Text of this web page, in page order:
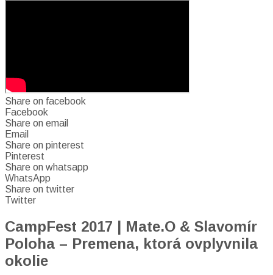
Share on facebook
Facebook
Share on email
Email
Share on pinterest
Pinterest
Share on whatsapp
WhatsApp
Share on twitter
Twitter
CampFest 2017 | Mate.O & Slavomír
Poloha – Premena, ktorá ovplyvnila
okolie